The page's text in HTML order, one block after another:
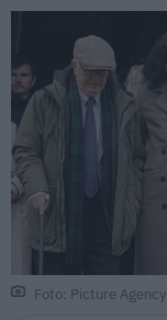
Foto: Picture Agency